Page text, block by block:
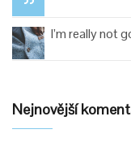
I’m really not
Nejnovější